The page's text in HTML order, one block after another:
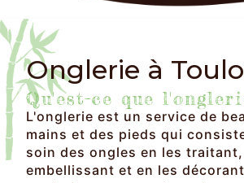
Onglerie à
Qu'est-ce que
L'onglerie est un service de
mains et des pieds qui
soin des ongles en les
embellissant et en les